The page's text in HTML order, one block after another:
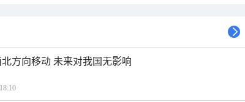
方向移动 未来对我国无影响